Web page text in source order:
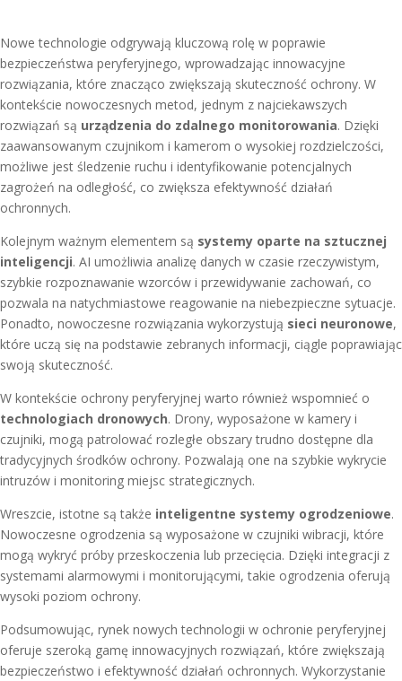
Nowe technologie odgrywają kluczową rolę w poprawie
bezpieczeństwa peryferyjnego, wprowadzając innowacyjne
rozwiązania, które znacząco zwiększają skuteczność ochrony. W
kontekście nowoczesnych metod, jednym z najciekawszych
rozwiązań są urządzenia do zdalnego monitorowania. Dzięki
zaawansowanym czujnikom i kamerom o wysokiej rozdzielczości,
możliwe jest śledzenie ruchu i identyfikowanie potencjalnych
zagrożeń na odległość, co zwiększa efektywność działań
ochronnych.
Kolejnym ważnym elementem są systemy oparte na sztucznej
inteligencji. AI umożliwia analizę danych w czasie rzeczywistym,
szybkie rozpoznawanie wzorców i przewidywanie zachowań, co
pozwala na natychmiastowe reagowanie na niebezpieczne sytuacje.
Ponadto, nowoczesne rozwiązania wykorzystują sieci neuronowe,
które uczą się na podstawie zebranych informacji, ciągle poprawiając
swoją skuteczność.
W kontekście ochrony peryferyjnej warto również wspomnieć o
technologiach dronowych. Drony, wyposażone w kamery i
czujniki, mogą patrolować rozległe obszary trudno dostępne dla
tradycyjnych środków ochrony. Pozwalają one na szybkie wykrycie
intruzów i monitoring miejsc strategicznych.
Wreszcie, istotne są także inteligentne systemy ogrodzeniowe.
Nowoczesne ogrodzenia są wyposażone w czujniki wibracji, które
mogą wykryć próby przeskoczenia lub przecięcia. Dzięki integracji z
systemami alarmowymi i monitorującymi, takie ogrodzenia oferują
wysoki poziom ochrony.
Podsumowując, rynek nowych technologii w ochronie peryferyjnej
oferuje szeroką gamę innowacyjnych rozwiązań, które zwiększają
bezpieczeństwo i efektywność działań ochronnych. Wykorzystanie